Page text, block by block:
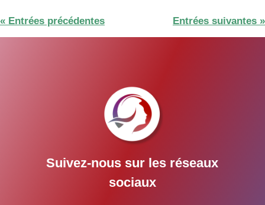
« Entrées précédentes Entrées suivantes »
Suivez-nous sur les réseaux
sociaux